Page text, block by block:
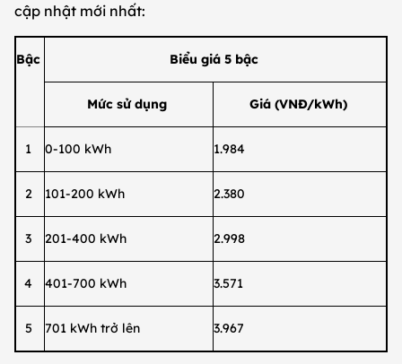
cập nhật mới nhất:
Bậc Biểu giá 5 bậc
Mức sử dụng Giá (VNĐ/kWh)
1 0-100 kWh 1.984
2 101-200 kWh 2.380
3 201-400 kWh 2.998
4 401-700 kWh 3.571
5 701 kWh trở lên 3.967